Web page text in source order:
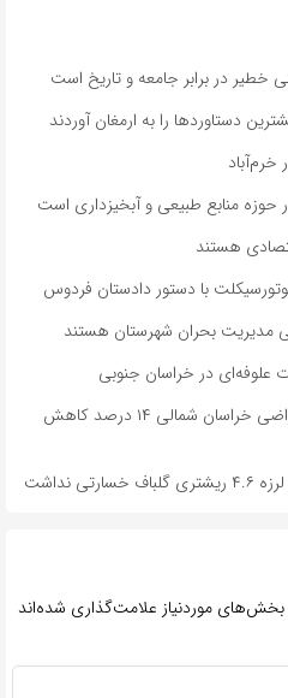
در برابر جامعه و تاریخ است
دستاوردها را به ارمغان آوردند
حوزه منابع طبیعی و آبخیزداری است
هستند
مدیریت بحران شهرستان هستند
براتی‌زاده: تغییر کاربری غیرمجاز اراضی خراسان شمالی ۱۴ درصد کاهش
نداشت
بخش‌های موردنیاز علامت‌گذاری شده‌اند